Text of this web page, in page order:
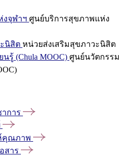
จุฬาฯ ศูนย์บริการสุขภาพแห่ง
นิสิต หน่วยส่งเสริมสุขภาวะนิสิต
รู้ (Chula MOOC) ศูนย์นวัตกรรม
การ
คุณภาพ
สาร